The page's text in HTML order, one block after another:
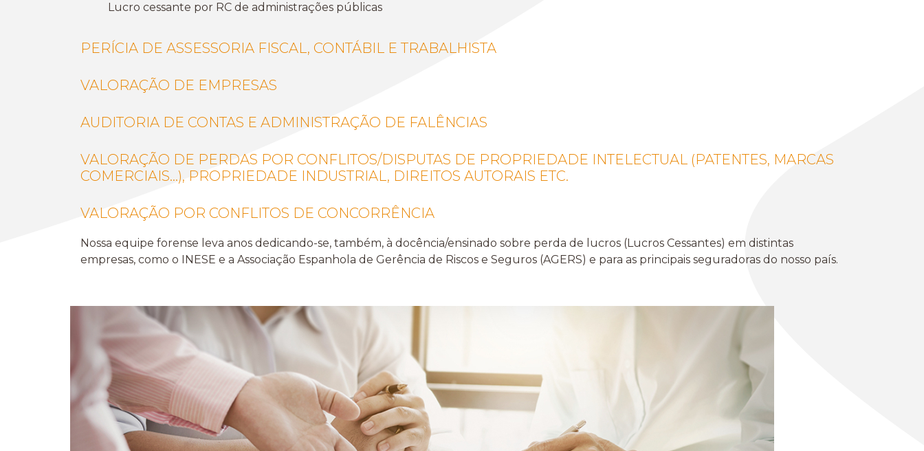
Lucro cessante por RC de administrações públicas
PERÍCIA DE ASSESSORIA FISCAL, CONTÁBIL E TRABALHISTA
VALORAÇÃO DE EMPRESAS
AUDITORIA DE CONTAS E ADMINISTRAÇÃO DE FALÊNCIAS
VALORAÇÃO DE PERDAS POR CONFLITOS/DISPUTAS DE PROPRIEDADE INTELECTUAL (PATENTES, MARCAS
COMERCIAIS…), PROPRIEDADE INDUSTRIAL, DIREITOS AUTORAIS ETC.
VALORAÇÃO POR CONFLITOS DE CONCORRÊNCIA
Nossa equipe forense leva anos dedicando-se, também, à docência/ensinado sobre perda de lucros (Lucros Cessantes) em distintas
empresas, como o INESE e a Associação Espanhola de Gerência de Riscos e Seguros (AGERS) e para as principais seguradoras do nosso país.